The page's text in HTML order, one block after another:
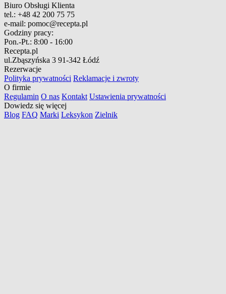
Biuro Obsługi Klienta
tel.: +48 42 200 75 75
e-mail: pomoc@recepta.pl
Godziny pracy:
Pon.-Pt.: 8:00 - 16:00
Recepta.pl
ul.Zbąszyńska 3 91-342 Łódź
Rezerwacje
Polityka prywatności Reklamacje i zwroty
O firmie
Regulamin O nas Kontakt Ustawienia prywatności
Dowiedz się więcej
Blog FAQ Marki Leksykon Zielnik